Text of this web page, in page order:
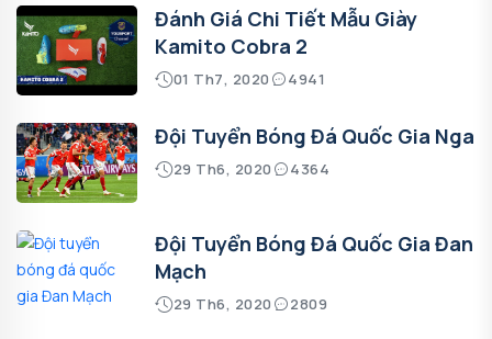
Đánh Giá Chi Tiết Mẫu Giày
Kamito Cobra 2
01 Th7, 2020 4941
Đội Tuyển Bóng Đá Quốc Gia Nga
29 Th6, 2020 4364
Đội Tuyển Bóng Đá Quốc Gia Đan
Mạch
29 Th6, 2020 2809